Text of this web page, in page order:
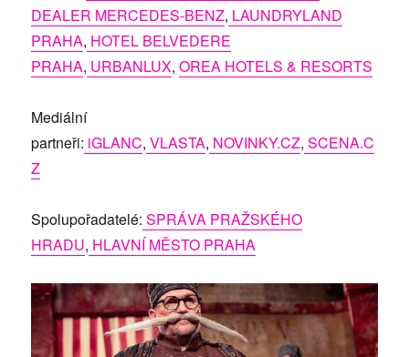
DEALER MERCEDES-BENZ, LAUNDRYLAND
PRAHA, HOTEL BELVEDERE
PRAHA, URBANLUX,OREA HOTELS & RESORTS
Mediální
partneři: iGLANC, VLASTA, NOVINKY.CZ, SCENA.C
Z
Spolupořadatelé: SPRÁVA PRAŽSKÉHO
HRADU, HLAVNÍ MĚSTO PRAHA